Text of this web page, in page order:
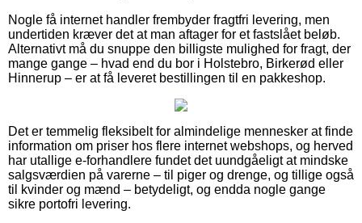
Nogle få internet handler frembyder fragtfri levering, men
undertiden kræver det at man aftager for et fastslået beløb.
Alternativt må du snuppe den billigste mulighed for fragt, der
mange gange – hvad end du bor i Holstebro, Birkerød eller
Hinnerup – er at få leveret bestillingen til en pakkeshop.
Det er temmelig fleksibelt for almindelige mennesker at finde
information om priser hos flere internet webshops, og herved
har utallige e-forhandlere fundet det uundgåeligt at mindske
salgsværdien på varerne – til piger og drenge, og tillige også
til kvinder og mænd – betydeligt, og endda nogle gange
sikre portofri levering.